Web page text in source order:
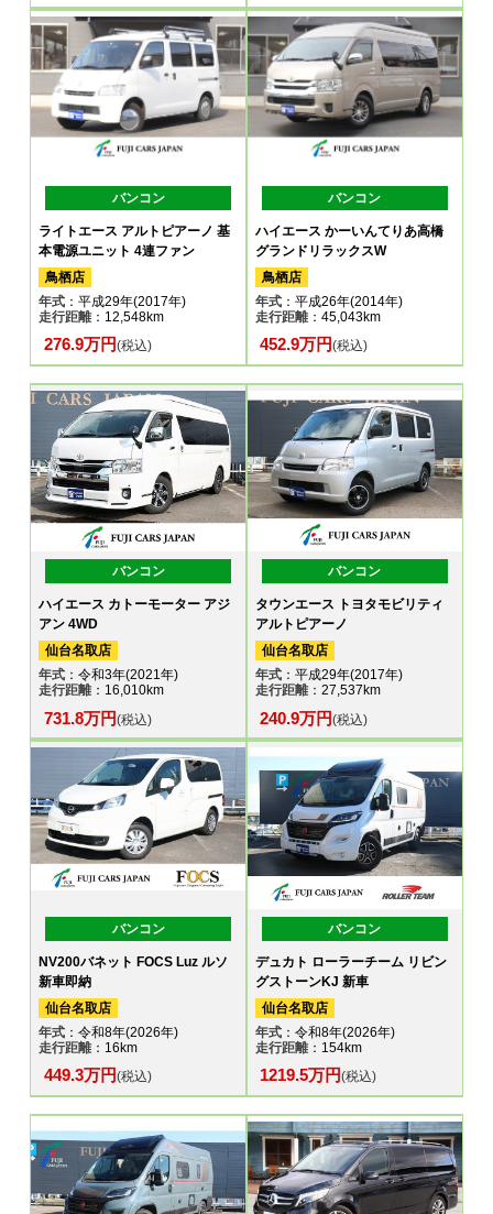
バンコン
ライトエース アルトピアーノ 基
本電源ユニット 4連ファン
鳥栖店
年式 ：平成29年(2017年)
走行距離：12,548km
276.9万円(税込)
バンコン
ハイエース かーいんてりあ高橋
グランドリラックスW
鳥栖店
年式：平成26年(2014年)
走行距離：45,043km
452.9万円(税込)
バンコン
ハイエース カトーモーター アジ
アン 4WD
仙台名取店
年式 ：令和3年(2021年)
走行距離：16,010km
731.8万円(税込)
バンコン
タウンエース トヨタモビリティ
アルトピアーノ
仙台名取店
年式：平成29年(2017年)
走行距離：27,537km
240.9万円(税込)
バンコン
NV200バネット FOCS Luz ルソ
新車即納
仙台名取店
年式 ：令和8年(2026年)
走行距離：16km
449.3万円(税込)
バンコン
デュカト ローラーチーム リビン
グストーンKJ 新車
仙台名取店
年式：令和8年(2026年)
走行距離：154km
1219.5万円(税込)